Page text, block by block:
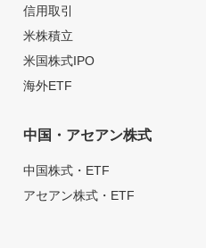
信用取引
米株積立
米国株式IPO
海外ETF
中国・アセアン株式
中国株式・ETF
アセアン株式・ETF